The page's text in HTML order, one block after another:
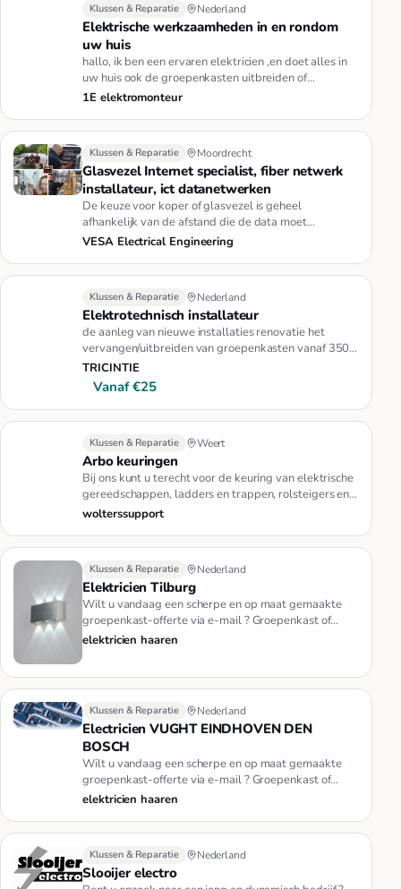
Klussen & Reparatie Nederland
Elektrische werkzaamheden in en rondom
uw huis
hallo, ik ben een ervaren elektricien ,en doet alles in
uw huis ook de groepenkasten uitbreiden of
vervangen, storingen …
1E elektromonteur
Klussen & Reparatie Moordrecht
Glasvezel Internet specialist, fiber netwerk
installateur, ict datanetwerken
De keuze voor koper of glasvezel is geheel
afhankelijk van de afstand die de data moet
overbruggen. Ook de vereiste snel…
VESA Electrical Engineering
Klussen & Reparatie Nederland
Elektrotechnisch installateur
de aanleg van nieuwe installaties renovatie het
vervangen/uitbreiden van groepenkasten vanaf 350€
Aanleg van data netwer…
TRICINTIE
Vanaf €25
Klussen & Reparatie Weert
Arbo keuringen
Bij ons kunt u terecht voor de keuring van elektrische
gereedschappen, ladders en trappen, rolsteigers en
noodverlichtin…
wolterssupport
Klussen & Reparatie Nederland
Elektricien Tilburg
Wilt u vandaag een scherpe en op maat gemaakte
groepenkast-offerte via e-mail ? Groepenkast of
stoppenkast vervangen, pl…
elektricien haaren
Klussen & Reparatie Nederland
Electricien VUGHT EINDHOVEN DEN
BOSCH
Wilt u vandaag een scherpe en op maat gemaakte
groepenkast-offerte via e-mail ? Groepenkast of
stoppenkast vervangen, pl…
elektricien haaren
Klussen & Reparatie Nederland
Slooijer electro